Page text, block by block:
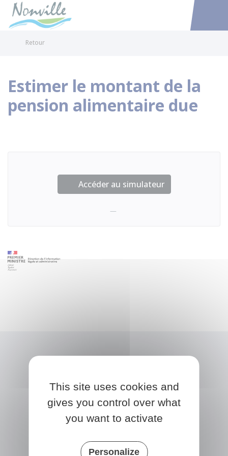
Accéder
Retour
Estimer le montant de la
pension alimentaire due
Accéder au simulateur
This site uses cookies and
gives you control over what
you want to activate
Personalize